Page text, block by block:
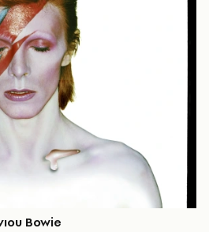
Bowie